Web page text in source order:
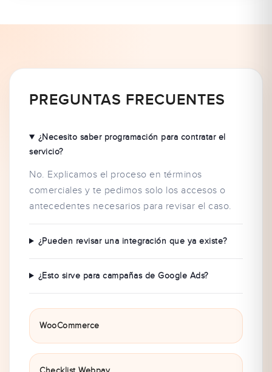
PREGUNTAS FRECUENTES
¿Necesito saber programación para contratar el
servicio?
No. Explicamos el proceso en términos
comerciales y te pedimos solo los accesos o
antecedentes necesarios para revisar el caso.
¿Pueden revisar una integración que ya existe?
¿Esto sirve para campañas de Google Ads?
WooCommerce